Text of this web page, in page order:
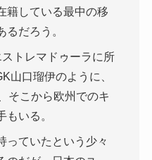
籍している最中の移
だろう。
トレマドゥーラに所
山口瑠伊のように、
そこから欧州でのキ
もいる。
っていたという少々